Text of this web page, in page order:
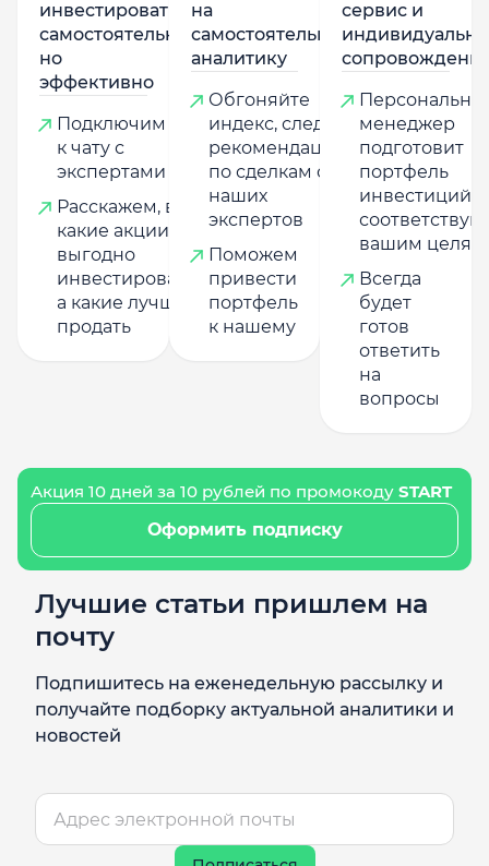
инвестировать
самостоятельно,
но
эффективно
Подключим
к чату с
экспертами
Расскажем, в
какие акции
выгодно
инвестировать,
а какие лучше
продать
на
самостоятельную
аналитику
Обгоняйте
индекс, следуя
рекомендациям
по сделкам от
наших
экспертов
Поможем
привести
портфель
к нашему
сервис и
менеджер
подготовит
портфель
инвестиций,
вашим целям
Всегда
будет
готов
ответить
на
вопросы
Акция 10 дней за 10 рублей по промокоду START
Оформить подписку
Лучшие статьи пришлем на
почту
Подпишитесь на еженедельную рассылку и
получайте подборку актуальной аналитики и
новостей